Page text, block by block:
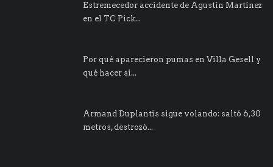
Estremecedor accidente de Agustín Martínez
en el TC Pick...
Por qué aparecieron pumas en Villa Gesell y
qué hacer si...
Armand Duplantis sigue volando: saltó 6,30
metros, destrozó...